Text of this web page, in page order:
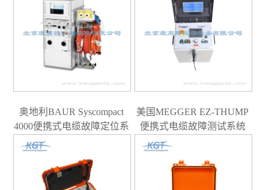
奥地利BAUR Syscompact
4000便携式电缆故障定位系
美国MEGGER EZ-THUMP
便携式电缆故障测试系统